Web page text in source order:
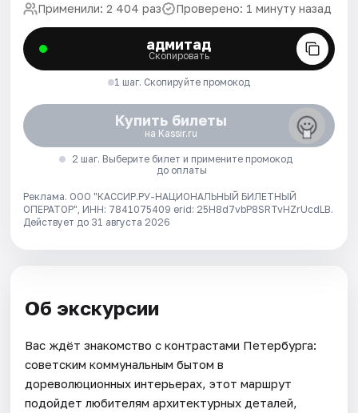
Применили: 2 404 раз Проверено: 1 минуту назад
адмитад
Скопировать
1 шаг. Скопируйте промокод
Купить билеты
на Kassir.ru
2 шаг. Выберите билет и примените промокод
до оплаты
Реклама. ООО "КАССИР.РУ-НАЦИОНАЛЬНЫЙ БИЛЕТНЫЙ
ОПЕРАТОР", ИНН: 7841075409 erid: 25H8d7vbP8SRTvHZrUcdLB.
Действует до 31 августа 2026
Об экскурсии
Вас ждёт знакомство с контрастами Петербурга:
советским кoммунальным бытом в
дopеволюционных интeрьeрaх, этот маршрут
подойдет любителям apxитeктуpных дeталей,